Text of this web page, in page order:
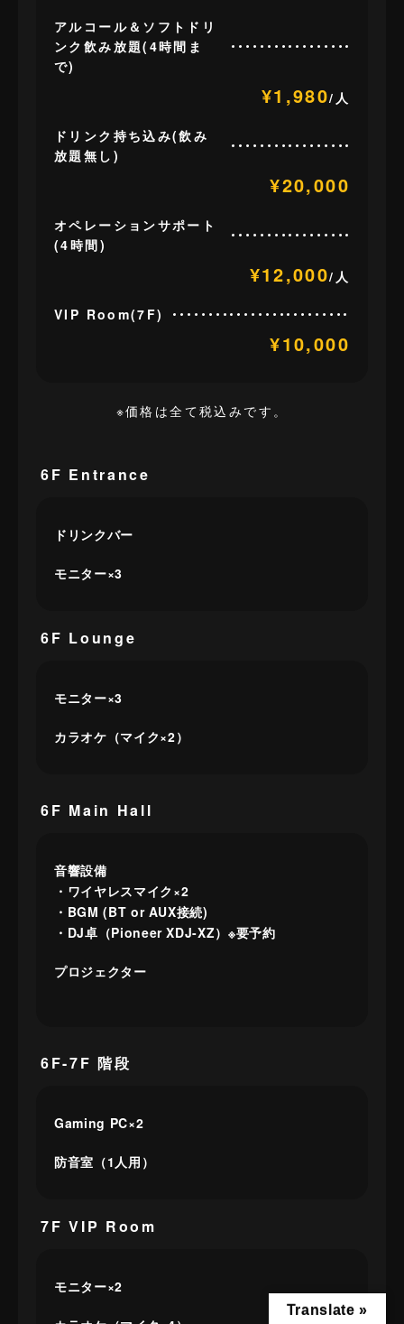
アルコール＆ソフトドリ
ンク飲み放題(4時間ま
で)
¥1,980/人
ドリンク持ち込み(飲み
放題無し)
¥20,000
オペレーションサポート
(4時間)
¥12,000/人
VIP Room(7F)
¥10,000
※価格は全て税込みです。
6F Entrance
ドリンクバー
モニター×3
6F Lounge
モニター×3
カラオケ（マイク×2）
6F Main Hall
音響設備
・ワイヤレスマイク×2
・BGM (BT or AUX接続)
・DJ卓（Pioneer XDJ-XZ）※要予約
プロジェクター
6F-7F 階段
Gaming PC×2
防音室（1人用）
7F VIP Room
モニター×2
Translate »